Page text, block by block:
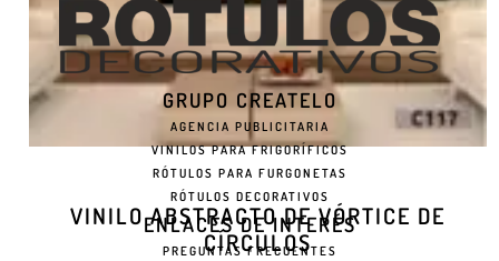
VINILO ABSTRACTO DE VÓRTICE DE
CÍRCULOS
GRUPO CREATELO
AGENCIA PUBLICITARIA
VINILOS PARA FRIGORÍFICOS
RÓTULOS PARA FURGONETAS
RÓTULOS DECORATIVOS
ENLACES DE INTERÉS
PREGUNTAS FRECUENTES